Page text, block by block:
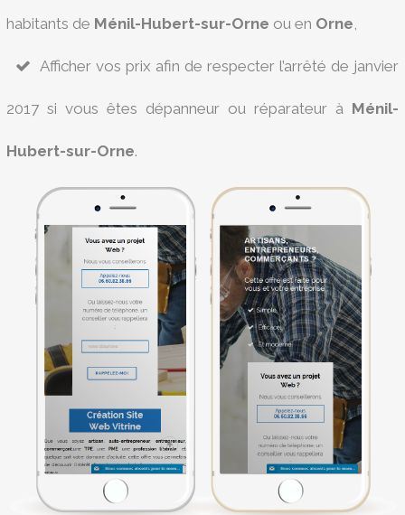
habitants de Ménil-Hubert-sur-Orne ou en Orne,
Afficher vos prix afin de respecter l’arrêté de janvier
2017 si vous êtes dépanneur ou réparateur à Ménil-
Hubert-sur-Orne.